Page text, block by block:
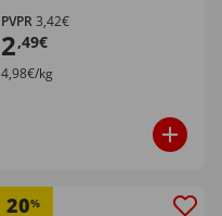
PVPR3,42€
2,49€
4,98€/kg
20%